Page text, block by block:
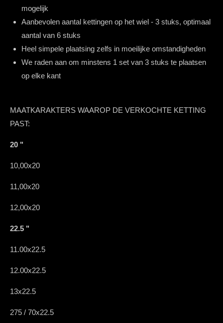
mogelijk
Aanbevolen aantal kettingen op het wiel - 3 stuks, optimaal
aantal van 6 stuks
Heel simpele plaatsing zelfs in moeilijke omstandigheden
We raden aan om minstens 1 set van 3 stuks te plaatsen
op elke kant
MAATKARAKTERS WAAROP DE VERKOCHTE KETTING
PAST:
20 "
10,00x20
11,00x20
12,00x20
22.5 "
11.00x22.5
12.00x22.5
13x22.5
275 / 70x22.5